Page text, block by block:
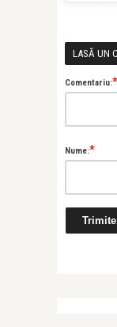
LASĂ UN
Comentariu:*
Nume:*